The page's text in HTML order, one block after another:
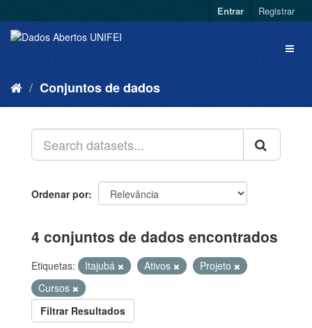
Entrar Registrar
Conjuntos de dados
Ordenar por
4 conjuntos de dados encontrados
Etiquetas: Itajubá Ativos
Projeto
Cursos
Filtrar Resultados